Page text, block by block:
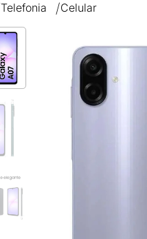
Telefonia Celular